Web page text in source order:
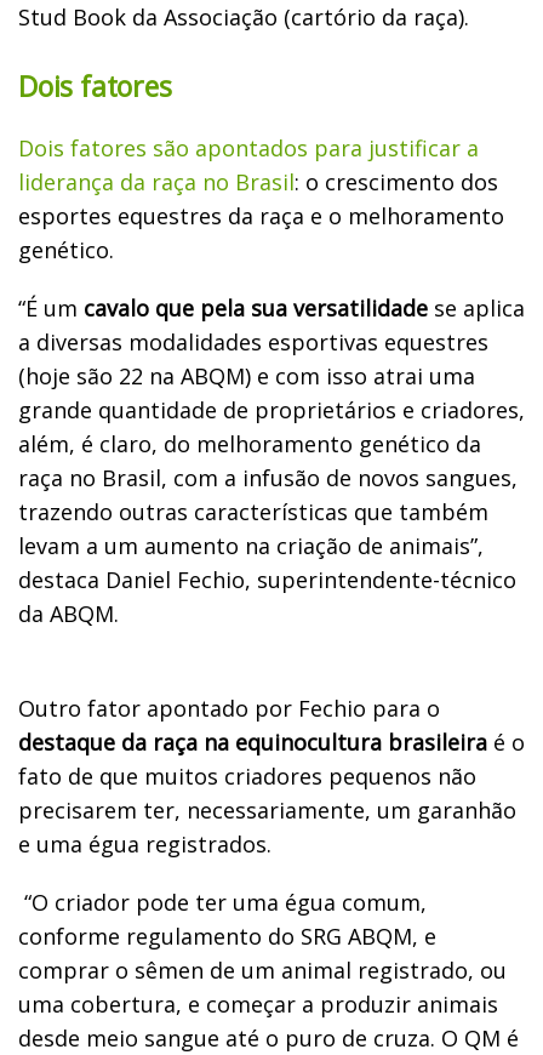
Stud Book da Associação (cartório da raça).
Dois fatores
Dois fatores são apontados para justificar a
liderança da raça no Brasil: o crescimento dos
esportes equestres da raça e o melhoramento
genético.
“É um cavalo que pela sua versatilidade se aplica
a diversas modalidades esportivas equestres
(hoje são 22 na ABQM) e com isso atrai uma
grande quantidade de proprietários e criadores,
além, é claro, do melhoramento genético da
raça no Brasil, com a infusão de novos sangues,
trazendo outras características que também
levam a um aumento na criação de animais”,
destaca Daniel Fechio, superintendente-técnico
da ABQM.
Outro fator apontado por Fechio para o
destaque da raça na equinocultura brasileira é o
fato de que muitos criadores pequenos não
precisarem ter, necessariamente, um garanhão
e uma égua registrados.
“O criador pode ter uma égua comum,
conforme regulamento do SRG ABQM, e
comprar o sêmen de um animal registrado, ou
uma cobertura, e começar a produzir animais
desde meio sangue até o puro de cruza. O QM é